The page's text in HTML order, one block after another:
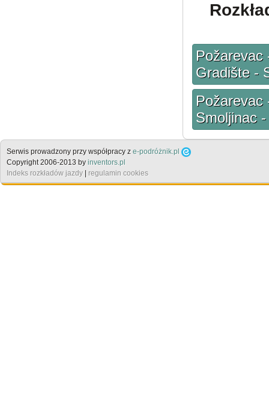
Požarevac
Gradište -
Požarevac
Smoljinac
Serwis prowadzony przy współpracy z e-podróżnik.pl
Copyright 2006-2013 by inventors.pl
Indeks rozkładów jazdy
regulamin cookies